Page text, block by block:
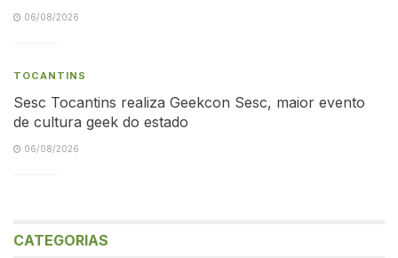
06/08/2026
TOCANTINS
Sesc Tocantins realiza Geekcon Sesc, maior evento
de cultura geek do estado
06/08/2026
CATEGORIAS